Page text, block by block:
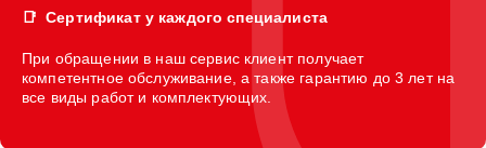
Сертификат у каждого специалиста
При обращении в наш сервис клиент получает
компетентное обслуживание, а также гарантию до 3 лет на
все виды работ и комплектующих.